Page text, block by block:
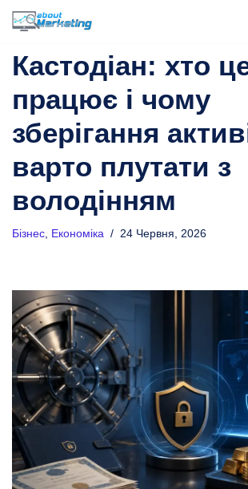
до
Кастодіан: хто
працює і чому
зберігання
варто плутати з
володінням
Бізнес, Економіка 24 Червня, 2026